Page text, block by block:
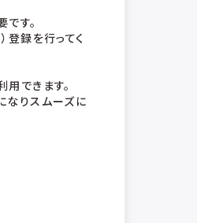
す。
登録を行ってく
できます。
なりスムーズに